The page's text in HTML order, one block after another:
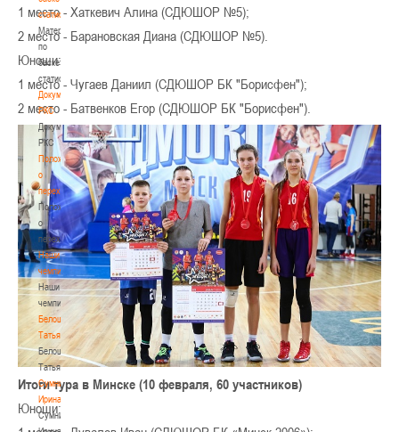
статистике
Материалы
по
баскетбольной
статистике
Документы
РКС
Документы
РКС
Положение
о
переходах
Положение
о
переходах
Наши
чемпионы
Наши
чемпионы
Белошапко
Татьяна
Белошапко
Татьяна
Сумникова
Ирина
Сумникова
1 место - Хаткевич Алина (СДЮШОР №5);
2 место - Барановская Диана (СДЮШОР №5).
Юноши:
1 место - Чугаев Даниил (СДЮШОР БК "Борисфен");
2 место - Батвенков Егор (СДЮШОР БК "Борисфен").
Итоги тура в Минске (10 февраля, 60 участников)
Юноши: